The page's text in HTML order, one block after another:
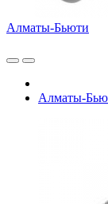
Алматы-Бьюти
Алматы-